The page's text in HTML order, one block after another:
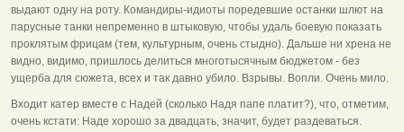
выдают одну на роту. Командиры-идиоты поредевшие останки шлют на
парусные танки непременно в штыковую, чтобы удаль боевую показать
проклятым фрицам (тем, культурным, очень стыдно). Дальше ни хрена не
видно, видимо, пришлось делиться многотысячным бюджетом - без
ущерба для сюжета, всех и так давно убило. Взрывы. Вопли. Очень мило.
Входит катер вместе с Надей (сколько Надя папе платит?), что, отметим,
очень кстати: Наде хорошо за двадцать, значит, будет раздеваться.